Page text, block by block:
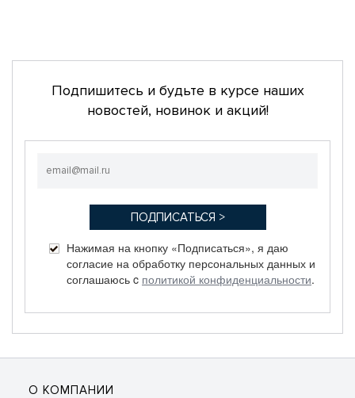
Подпишитесь и будьте в курсе наших
новостей, новинок и акций!
Нажимая на кнопку «Подписаться», я даю
согласие на обработку персональных данных и
соглашаюсь c политикой конфиденциальности.
О КОМПАНИИ